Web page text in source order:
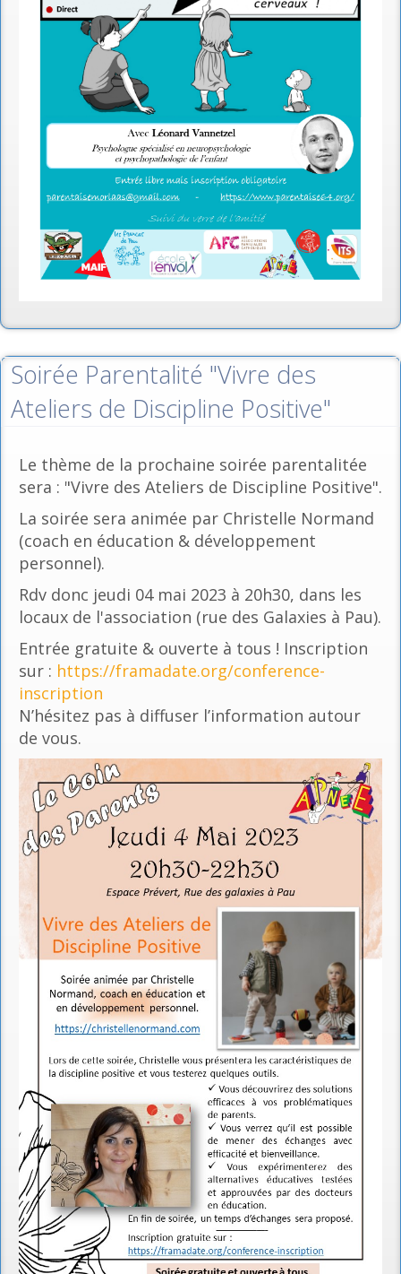
Soirée Parentalité "Vivre des
Ateliers de Discipline Positive"
Le thème de la prochaine soirée parentalitée
sera : "Vivre des Ateliers de Discipline Positive".
La soirée sera animée par Christelle Normand
(coach en éducation & développement
personnel).
Rdv donc jeudi 04 mai 2023 à 20h30, dans les
locaux de l'association (rue des Galaxies à Pau).
Entrée gratuite & ouverte à tous ! Inscription
sur : https://framadate.org/conference-
inscription
N’hésitez pas à diffuser l’information autour
de vous.